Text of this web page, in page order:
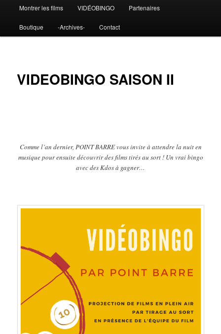
Montrer les films VIDÉOBINGO Partenaires
Boutique -Archives- Contact
VIDEOBINGO SAISON II
Comme l’an dernier, POINT BARRE vous invite à attendre la nuit en
musique pour ensuite découvrir des films tirés au sort ! Un vrai bingo
avec des Kdos à gagner…